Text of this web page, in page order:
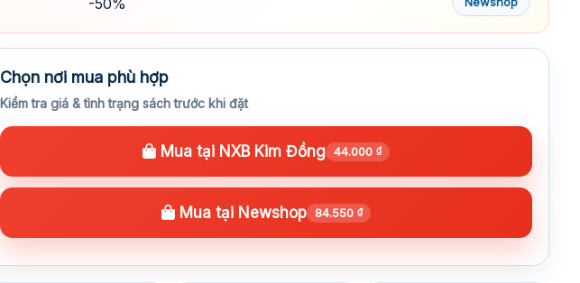
Chọn nơi mua phù hợp
Kiểm tra giá & tình trạng sách trước khi đặt
Mua tại NXB Kim Đồng 44.000 ₫
Mua tại Newshop 84.550 ₫